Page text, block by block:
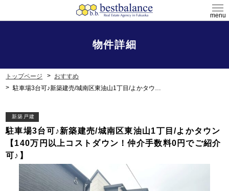
menu
物件詳細
トップページ
おすすめ
駐車場3台可♪新築建売/城南区東油山1丁目/よかタウン【140万円以上コストダウン！仲介手数料0円でご紹介可♪】
新築戸建
駐車場3台可♪新築建売/城南区東油山1丁目/よかタウン
【140万円以上コストダウン！仲介手数料0円でご紹介
可♪】